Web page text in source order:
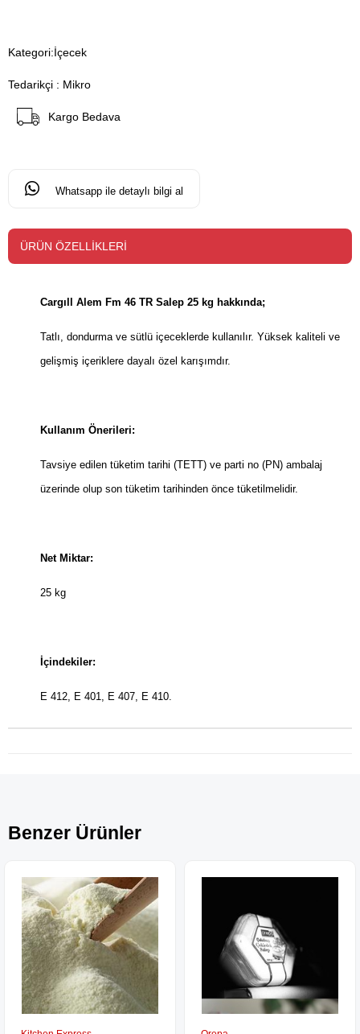
Kategori:İçecek
Tedarikçi : Mikro
Kargo Bedava
Whatsapp ile detaylı bilgi al
ÜRÜN ÖZELLIKLERI
Cargıll Alem Fm 46 TR Salep 25 kg hakkında;
Tatlı, dondurma ve sütlü içeceklerde kullanılır. Yüksek kaliteli ve
gelişmiş içeriklere dayalı özel karışımdır.
Kullanım Önerileri:
Tavsiye edilen tüketim tarihi (TETT) ve parti no (PN) ambalaj
üzerinde olup son tüketim tarihinden önce tüketilmelidir.
Net Miktar:
25 kg
İçindekiler:
E 412, E 401, E 407, E 410.
Benzer Ürünler